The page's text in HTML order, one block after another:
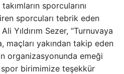
sporcularını
sporcuları tebrik eden
Yıldırım Sezer, “Turnuvaya
maçları yakından takip eden
organizasyonunda emeği
birimimize teşekkür